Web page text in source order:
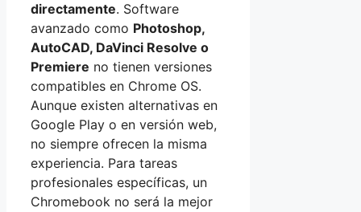
directamente. Software
avanzado como Photoshop,
AutoCAD, DaVinci Resolve o
Premiere no tienen versiones
compatibles en Chrome OS.
Aunque existen alternativas en
Google Play o en versión web,
no siempre ofrecen la misma
experiencia. Para tareas
profesionales específicas, un
Chromebook no será la mejor